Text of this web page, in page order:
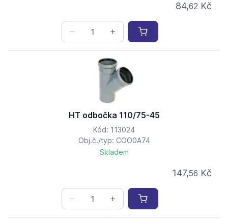
84,62 Kč
HT odbočka 110/75-45
Kód: 113024
Obj.č./typ: COO0A74
Skladem
147,56 Kč